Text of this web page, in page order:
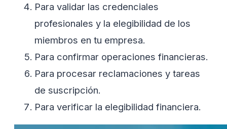
Para validar las credenciales
profesionales y la elegibilidad de los
miembros en tu empresa.
Para confirmar operaciones financieras.
Para procesar reclamaciones y tareas
de suscripción.
Para verificar la elegibilidad financiera.